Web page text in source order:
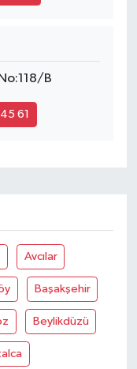
B
61
Avcılar
Başakşehir
Beylikdüzü